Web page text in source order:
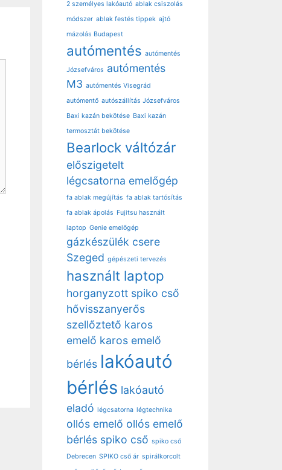
2 személyes lakóautó ablak csiszolás
módszer ablak festés tippek ajtó
mázolás Budapest
autómentés autómentés
Józsefváros autómentés
M3 autómentés Visegrád
autómentő autószállítás Józsefváros
Baxi kazán bekötése Baxi kazán
termosztát bekötése
Bearlock váltózár
előszigetelt
légcsatorna emelőgép
fa ablak megújítás fa ablak tartósítás
fa ablak ápolás Fujitsu használt
laptop Genie emelőgép
gázkészülék csere
Szeged gépészeti tervezés
használt laptop
horganyzott spiko cső
hővisszanyerős
szellőztető karos
emelő karos emelő
bérlés lakóautó
bérlés lakóautó
eladó légcsatorna légtechnika
ollós emelő ollós emelő
bérlés spiko cső spiko cső
Debrecen SPIKO cső ár spirálkorcolt